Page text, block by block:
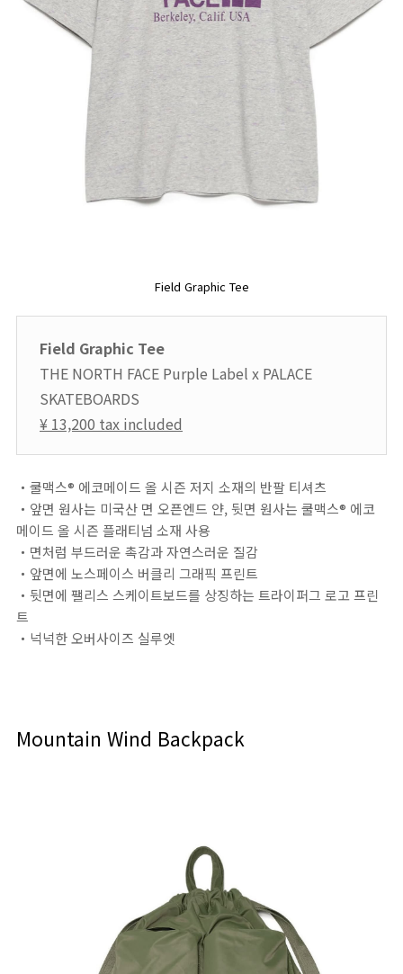
Field Graphic Tee
Field Graphic Tee
THE NORTH FACE Purple Label x PALACE
SKATEBOARDS
¥ 13,200 tax included
・쿨맥스® 에코메이드 올 시즌 저지 소재의 반팔 티셔츠
・앞면 원사는 미국산 면 오픈엔드 얀, 뒷면 원사는 쿨맥스® 에코
메이드 올 시즌 플래티넘 소재 사용
・면처럼 부드러운 촉감과 자연스러운 질감
・앞면에 노스페이스 버클리 그래픽 프린트
・뒷면에 팰리스 스케이트보드를 상징하는 트라이퍼그 로고 프린
트
・넉넉한 오버사이즈 실루엣
Mountain Wind Backpack